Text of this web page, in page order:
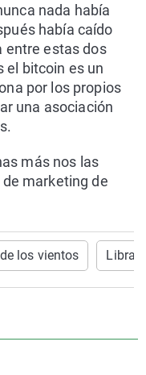
nada había
había caído
entre estas dos
el bitcoin es un
por los propios
una asociación
más nos las
marketing de
los vientos Libra